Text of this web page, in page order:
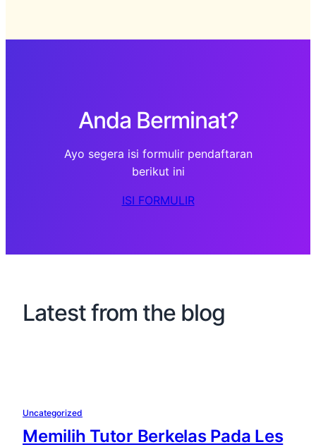
Anda Berminat?
Ayo segera isi formulir pendaftaran
berikut ini
ISI FORMULIR
Latest from the blog
Uncategorized
Memilih Tutor Berkelas Pada Les